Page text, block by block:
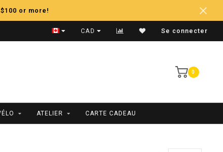
or more!
Expédition Rapide
CAD Se connecter
0
ATELIER CARTE CADEAU